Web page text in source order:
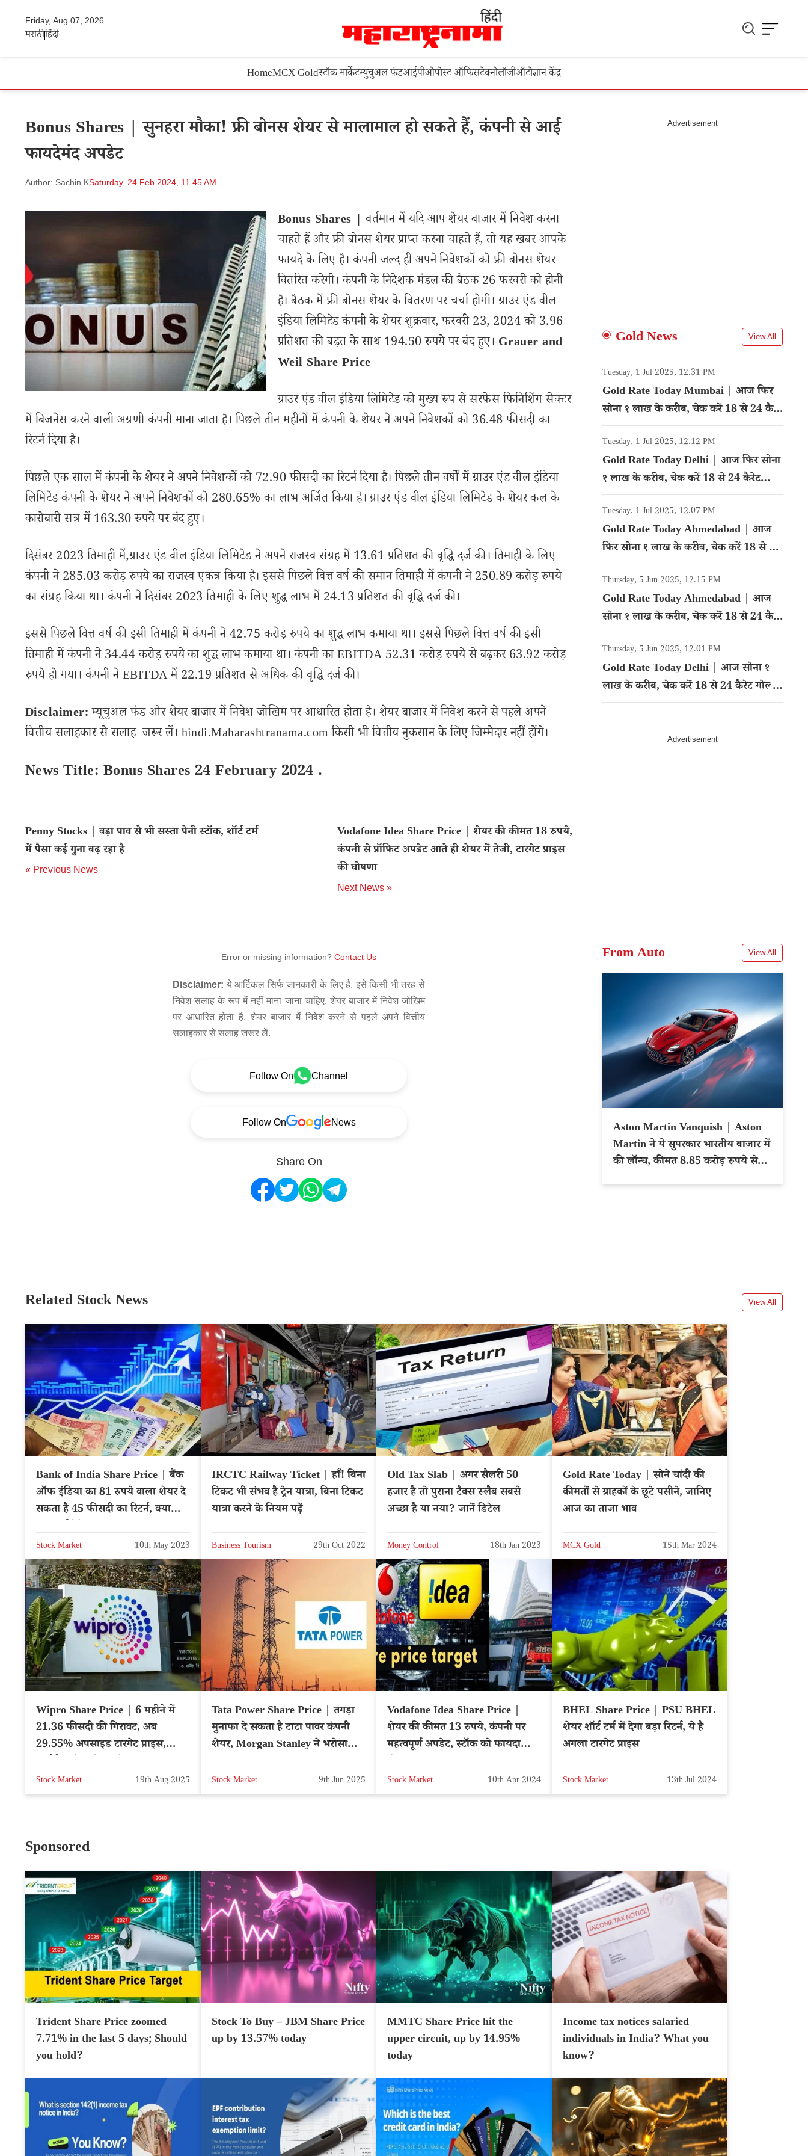
Friday, Aug 07, 2026
मराठीहिंदी
HomeMCX Goldस्टॉक मार्केटम्युचुअल फंडआईपीओपोस्ट ऑफिसटेक्नोलॉजीऑटोज्ञान केंद्र
Bonus Shares | सुनहरा मौका! फ्री बोनस शेयर से मालामाल हो सकते हैं, कंपनी से आई
फायदेमंद अपडेट
Author: Sachin KSaturday, 24 Feb 2024, 11.45 AM
Bonus Shares | वर्तमान में यदि आप शेयर बाजार में निवेश करना
चाहते हैं और फ्री बोनस शेयर प्राप्त करना चाहते हैं, तो यह खबर आपके
फायदे के लिए है। कंपनी जल्द ही अपने निवेशकों को फ्री बोनस शेयर
वितरित करेगी। कंपनी के निदेशक मंडल की बैठक 26 फरवरी को होनी
है। बैठक में फ्री बोनस शेयर के वितरण पर चर्चा होगी। ग्राउर एंड वील
इंडिया लिमिटेड कंपनी के शेयर शुक्रवार, फरवरी 23, 2024 को 3.96
प्रतिशत की बढ़त के साथ 194.50 रुपये पर बंद हुए। Grauer and
Weil Share Price
ग्राउर एंड वील इंडिया लिमिटेड को मुख्य रूप से सरफेस फिनिशिंग सेक्टर
में बिजनेस करने वाली अग्रणी कंपनी माना जाता है। पिछले तीन महीनों में कंपनी के शेयर ने अपने निवेशकों को 36.48 फीसदी का
रिटर्न दिया है।
पिछले एक साल में कंपनी के शेयर ने अपने निवेशकों को 72.90 फीसदी का रिटर्न दिया है। पिछले तीन वर्षों में ग्राउर एंड वील इंडिया
लिमिटेड कंपनी के शेयर ने अपने निवेशकों को 280.65% का लाभ अर्जित किया है। ग्राउर एंड वील इंडिया लिमिटेड के शेयर कल के
कारोबारी सत्र में 163.30 रुपये पर बंद हुए।
दिसंबर 2023 तिमाही में,ग्राउर एंड वील इंडिया लिमिटेड ने अपने राजस्व संग्रह में 13.61 प्रतिशत की वृद्धि दर्ज की। तिमाही के लिए
कंपनी ने 285.03 करोड़ रुपये का राजस्व एकत्र किया है। इससे पिछले वित्त वर्ष की समान तिमाही में कंपनी ने 250.89 करोड़ रुपये
का संग्रह किया था। कंपनी ने दिसंबर 2023 तिमाही के लिए शुद्ध लाभ में 24.13 प्रतिशत की वृद्धि दर्ज की।
इससे पिछले वित्त वर्ष की इसी तिमाही में कंपनी ने 42.75 करोड़ रुपये का शुद्ध लाभ कमाया था। इससे पिछले वित्त वर्ष की इसी
तिमाही में कंपनी ने 34.44 करोड़ रुपये का शुद्ध लाभ कमाया था। कंपनी का EBITDA 52.31 करोड़ रुपये से बढ़कर 63.92 करोड़
रुपये हो गया। कंपनी ने EBITDA में 22.19 प्रतिशत से अधिक की वृद्धि दर्ज की।
Disclaimer:म्यूचुअल फंड और शेयर बाजार में निवेश जोखिम पर आधारित होता है। शेयर बाजार में निवेश करने से पहले अपने
वित्तीय सलाहकार से सलाह जरूर लें। hindi.Maharashtranama.com किसी भी वित्तीय नुकसान के लिए जिम्मेदार नहीं होंगे।
News Title: Bonus Shares 24 February 2024 .
Penny Stocks | वड़ा पाव से भी सस्ता पेनी स्टॉक, शॉर्ट टर्म
में पैसा कई गुना बढ़ रहा है
« Previous News
Vodafone Idea Share Price | शेयर की कीमत 18 रुपये,
कंपनी से प्रॉफिट अपडेट आते ही शेयर में तेजी, टारगेट प्राइस
की घोषणा
Next News »
Error or missing information? Contact Us
Disclaimer: ये आर्टिकल सिर्फ जानकारी के लिए है. इसे किसी भी तरह से
निवेश सलाह के रूप में नहीं माना जाना चाहिए. शेयर बाजार में निवेश जोखिम
पर आधारित होता है. शेयर बाजार में निवेश करने से पहले अपने वित्तीय
सलाहकार से सलाह जरूर लें.
Follow On Channel
Follow On News
Share On
Gold News View All
Tuesday, 1 Jul 2025, 12.31 PM
Gold Rate Today Mumbai | आज फिर
सोना १ लाख के करीब, चेक करें 18 से 24 कैरेट
गोल्ड का रेट
Tuesday, 1 Jul 2025, 12.12 PM
Gold Rate Today Delhi | आज फिर सोना
१ लाख के करीब, चेक करें 18 से 24 कैरेट
गोल्ड का रेट
Tuesday, 1 Jul 2025, 12.07 PM
Gold Rate Today Ahmedabad | आज
फिर सोना १ लाख के करीब, चेक करें 18 से 24
कैरेट गोल्ड का रेट
Thursday, 5 Jun 2025, 12.15 PM
Gold Rate Today Ahmedabad | आज
सोना १ लाख के करीब, चेक करें 18 से 24 कैरेट
गोल्ड का रेट
Thursday, 5 Jun 2025, 12.01 PM
Gold Rate Today Delhi | आज सोना १
लाख के करीब, चेक करें 18 से 24 कैरेट गोल्ड
का रेट
From Auto View All
Aston Martin Vanquish | Aston
Martin ने ये सुपरकार भारतीय बाजार में
की लॉन्च, कीमत 8.85 करोड़ रुपये से
Related Stock News View All
Bank of India Share Price | बैंक
ऑफ इंडिया का 81 रुपये वाला शेयर दे
सकता है 45 फीसदी का रिटर्न, क्या
Stock Market 10th May 2023
IRCTC Railway Ticket | हाँ! बिना
टिकट भी संभव है ट्रेन यात्रा, बिना टिकट
यात्रा करने के नियम पढ़ें
Business Tourism 29th Oct 2022
Old Tax Slab | अगर सैलरी 50
हजार है तो पुराना टैक्स स्लैब सबसे
अच्छा है या नया? जानें डिटेल
Money Control 18th Jan 2023
Gold Rate Today | सोने चांदी की
कीमतों से ग्राहकों के छूटे पसीने, जानिए
आज का ताजा भाव
MCX Gold 15th Mar 2024
Wipro Share Price | 6 महीने में
21.36 फीसदी की गिरावट, अब
29.55% अपसाइड टारगेट प्राइस,
Stock Market 19th Aug 2025
Tata Power Share Price | तगड़ा
मुनाफा दे सकता है टाटा पावर कंपनी
शेयर, Morgan Stanley ने भरोसा
Stock Market 9th Jun 2025
Vodafone Idea Share Price |
शेयर की कीमत 13 रुपये, कंपनी पर
महत्वपूर्ण अपडेट, स्टॉक को फायदा
Stock Market 10th Apr 2024
BHEL Share Price | PSU BHEL
शेयर शॉर्ट टर्म में देगा बड़ा रिटर्न, ये है
अगला टारगेट प्राइस
Stock Market 13th Jul 2024
Sponsored
Trident Share Price zoomed
7.71% in the last 5 days; Should
you hold?
Stock To Buy – JBM Share Price
up by 13.57% today
MMTC Share Price hit the
upper circuit, up by 14.95%
today
Income tax notices salaried
individuals in India? What you
know?